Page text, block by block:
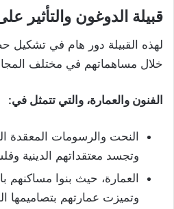
قبيلة الدوغون والتأثير
لهذه القبيلة دور هام في تشكيل
خلال مساهماتهم في مختلف
الفنون والعمارة، والتي تتمثل في:
النحت والرسومات المعقدة
وتجسد معتقداتهم الدينية
العمارة، حيث بنوا مساكنهم
وتميزت عمارتهم بتصاميمها